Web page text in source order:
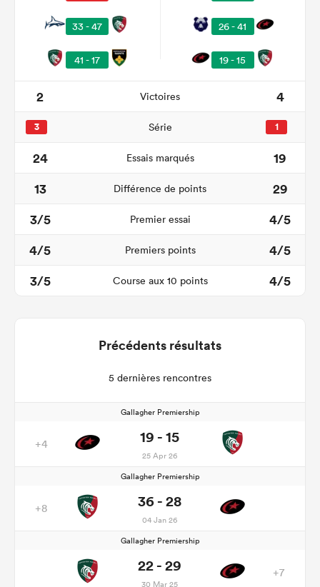
33 - 47
41 - 17
26 - 41
19 - 15
2 Victoires 4
3 Série 1
24 Essais marqués
19
13
Différence de points
29
3/5
Premier essai
4/5
4/5
Premiers points
4/5
3/5
Course aux 10 points 4/5
Précédents résultats
5 dernières rencontres
Gallagher Premiership
+4 19 - 15
25 Apr 26
Gallagher Premiership
+8 36 - 28
04 Jan 26
Gallagher Premiership
22 - 29
30 Mar 25
+7